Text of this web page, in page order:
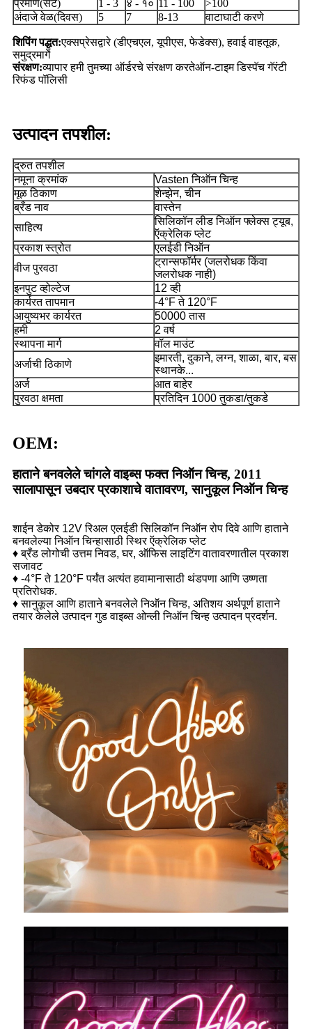
प्रमाण(सेट) 1 - 3 ४ - १० 11 - 100
>100
अंदाजे वेळ(दिवस)
5 7 8-13 वाटाघाटी करणे
शिपिंग पद्धत:एक्सप्रेसद्वारे (डीएचएल, यूपीएस, फेडेक्स), हवाई वाहतूक,
समुद्रमार्गे
संरक्षण:व्यापार हमी तुमच्या ऑर्डरचे संरक्षण करतेऑन-टाइम डिस्पॅच गॅरंटी
रिफंड पॉलिसी
उत्पादन तपशील:
द्रुत तपशील
नमूना क्रमांक
Vasten निऑन चिन्ह
मूळ ठिकाण
शेन्झेन, चीन
ब्रँड नाव
वास्तेन
साहित्य
सिलिकॉन लीड निऑन फ्लेक्स ट्यूब,
ऍक्रेलिक प्लेट
प्रकाश स्त्रोत
एलईडी निऑन
वीज पुरवठा
ट्रान्सफॉर्मर (जलरोधक किंवा
जलरोधक नाही)
इनपुट व्होल्टेज
12 व्ही
कार्यरत तापमान
-4°F ते 120°F
आयुष्यभर कार्यरत
50000 तास
हमी
2 वर्ष
स्थापना मार्ग
वॉल माउंट
अर्जाची ठिकाणे
इमारती, दुकाने, लग्न, शाळा, बार, बस
स्थानके...
अर्ज
आत बाहेर
पुरवठा क्षमता
प्रतिदिन 1000 तुकडा/तुकडे
OEM:
हाताने बनवलेले चांगले वाइब्स फक्त निऑन चिन्ह, 2011
सालापासून उबदार प्रकाशाचे वातावरण, सानुकूल निऑन चिन्ह
शाईन डेकोर 12V रिअल एलईडी सिलिकॉन निऑन रोप दिवे आणि हाताने
बनवलेल्या निऑन चिन्हासाठी स्थिर ऍक्रेलिक प्लेट
♦ ब्रँड लोगोची उत्तम निवड, घर, ऑफिस लाइटिंग वातावरणातील प्रकाश
सजावट
♦ -4°F ते 120°F पर्यंत अत्यंत हवामानासाठी थंडपणा आणि उष्णता
प्रतिरोधक.
♦ सानुकूल आणि हाताने बनवलेले निऑन चिन्ह, अतिशय अर्थपूर्ण हाताने
तयार केलेले उत्पादन गुड वाइब्स ओन्ली निऑन चिन्ह उत्पादन प्रदर्शन.